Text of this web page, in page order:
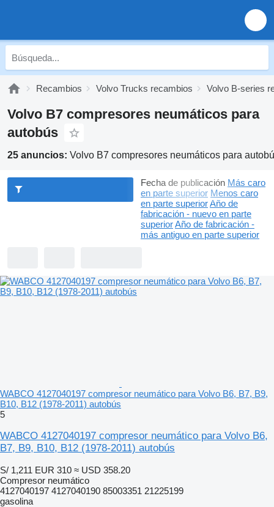
Recambios Volvo Trucks recambios Volvo B-series
Volvo B7 compresores neumáticos para
autobús
25 anuncios: Volvo B7 compresores neumáticos para
Fecha de publicación Más caro
en parte superior Menos caro
en parte superiorAño de
fabricación - nuevo en parte
superiorAño de fabricación -
más antiguo en parte superior
WABCO 4127040197 compresor neumático para Volvo B6, B7, B9,
B10, B12 (1978-2011) autobús
5
WABCO 4127040197 compresor neumático para Volvo B6,
B7, B9, B10, B12 (1978-2011) autobús
S/ 1,211 EUR 310 ≈ USD 358.20
Compresor neumático
4127040197 4127040190 85003351 21225199
gasolina